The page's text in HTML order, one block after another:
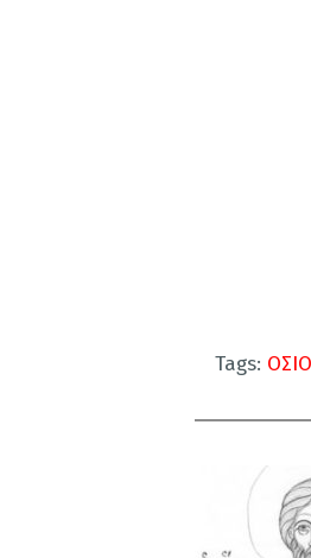
Tags: